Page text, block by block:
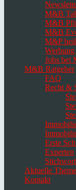
M&B
M&B
M&B
M&P
Jobs bei
M&B Ratgeber
FAQ
Recht &
Erste
Experten
Aktuelle
Kontakt